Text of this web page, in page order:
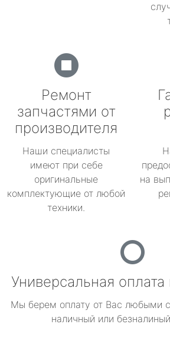
Ремонт
запчастями от
производителя
Наши специалисты
имеют при себе
оригинальные
комплектующие от любой
техники.
на
Универсальная
Мы берем оплату от Вас любыми
наличный или